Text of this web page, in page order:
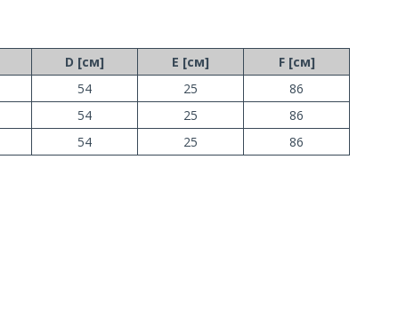
D [см] E [см]
F [см]
54 25
86
54 25
86
54 25 86